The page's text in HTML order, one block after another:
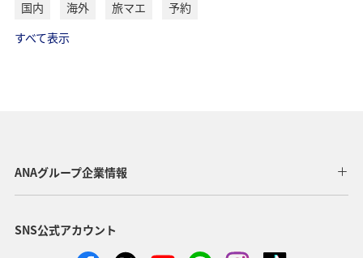
国内 海外 旅マエ
予約
すべて表示
ANAグループ企業情報
SNS公式アカウント